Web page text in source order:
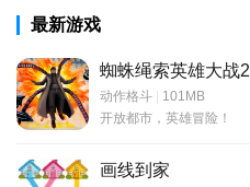
最新游戏
蜘蛛绳索英雄大战2
动作格斗 | 101MB
开放都市，英雄冒险！
画线到家